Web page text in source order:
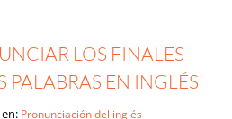
LOS FINALES
PALABRAS EN INGLÉS
Pronunciación del inglés